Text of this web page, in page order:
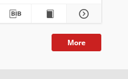
More